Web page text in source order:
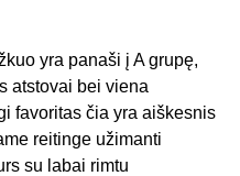
yra panaši į A grupę,
atstovai bei viena
favoritas čia yra aiškesnis
reitinge užimanti
su labai rimtu